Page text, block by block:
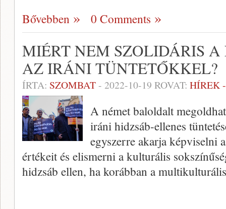
Bővebben 0 Comments
MIÉRT NEM SZOLIDÁRIS
AZ IRÁNI TÜNTETŐKKEL?
ÍRTA: SZOMBAT- 2022-10-19 ROVAT: HÍREK
A német baloldalt
iráni hidzsáb-ellenes
egyszerre akarja képviselni
értékeit és elismerni a kulturális
hidzsáb ellen, ha korábban a